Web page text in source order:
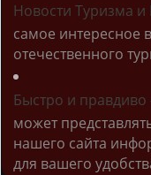
Новости Туризма и
самое интересное
отечественного
Быстро и правдиво
может
нашего сайта
для вашего